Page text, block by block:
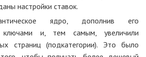
настройки ставок.
ядро, дополнив его
ключами и, тем самым, увеличили
страниц (подкатегории). Это было